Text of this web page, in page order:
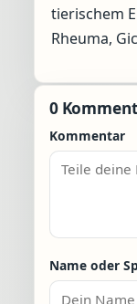
tierischem
Rheuma,
0
Kommentar
Name oder